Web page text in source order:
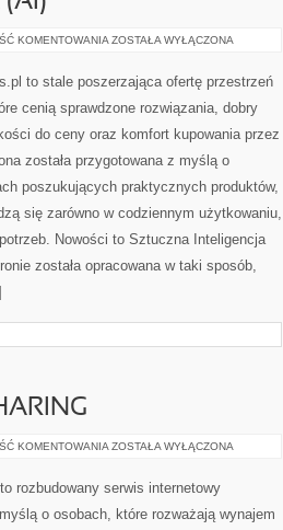
KOMENTOWANIA SZTUCZNA
ZOSTAŁA WYŁĄCZONA
to stale poszerzająca ofertę przestrzeń
cenią sprawdzone rozwiązania, dobry
do ceny oraz komfort kupowania przez
została przygotowana z myślą o
poszukujących praktycznych produktów,
się zarówno w codziennym użytkowaniu,
Nowości to Sztuczna Inteligencja
została opracowana w taki sposób,
KOMENTOWANIA WYPOŻYCZALNIE
ZOSTAŁA WYŁĄCZONA
rozbudowany serwis internetowy
o osobach, które rozważają wynajem